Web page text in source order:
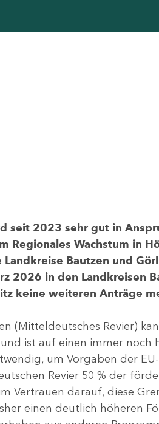
seit 2023 sehr gut in
Regionales Wachstum in
Bautzen und
2026 in den Landkreisen
keine weiteren Anträge
(Mitteldeutsches Revier)
ist auf einen immer noch
um Vorgaben der
Revier 50 % der
Vertrauen darauf, diese
einen deutlich höheren